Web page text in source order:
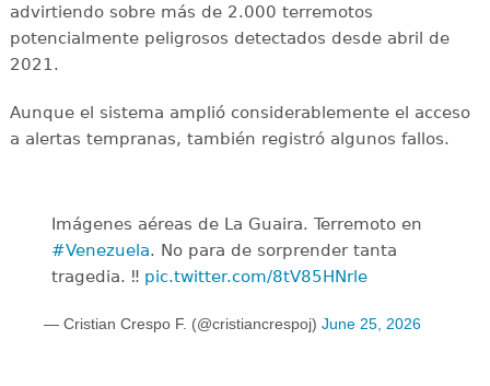
advirtiendo sobre más de 2.000 terremotos
potencialmente peligrosos detectados desde abril de
2021.
Aunque el sistema amplió considerablemente el acceso
a alertas tempranas, también registró algunos fallos.
Imágenes aéreas de La Guaira. Terremoto en
#Venezuela. No para de sorprender tanta
tragedia. ‼️ pic.twitter.com/8tV85HNrle
— Cristian Crespo F. (@cristiancrespoj) June 25, 2026